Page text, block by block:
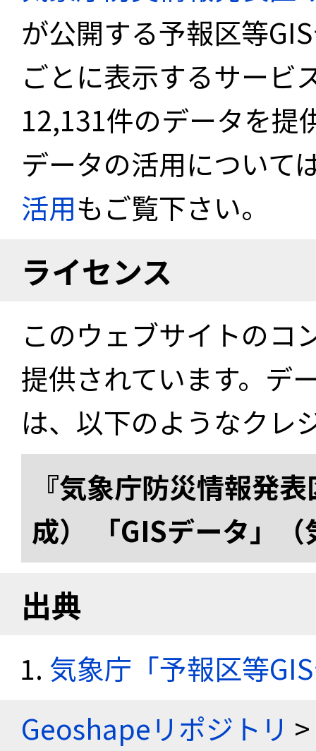
が公開する予報区等
ごとに表示するサービ
12,131件のデータを提
データの活用について
活用もご覧下さい。
ライセンス
このウェブサイトのコ
提供されています。デ
は、以下のようなクレ
『気象庁防災情報発
成） 「GISデータ」
出典
気象庁「予報区等
Geoshapeリポジトリ >